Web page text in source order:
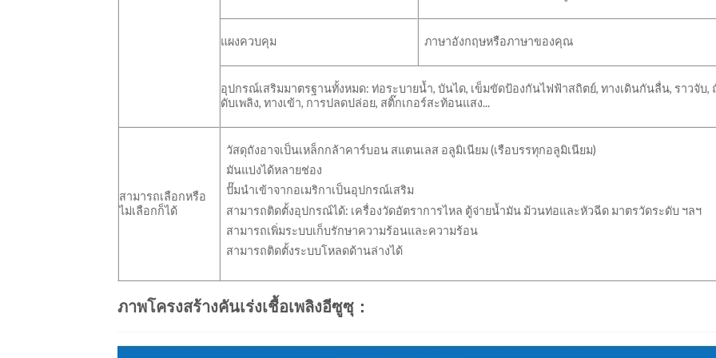
แผงควบคุม ภาษาอังกฤษหรือภาษาของคุณ
อุปกรณ์เสริมมาตรฐานทั้งหมด: ท่อระบายน้ำ, บันได, เข็มขัดป้องกันไฟฟ้าสถิตย์, ทางเดินกันลื่น, ราวจับ,
ดับเพลิง, ทางเข้า, การปลดปล่อย, สติ๊กเกอร์สะท้อนแสง...
สามารถเลือกหรือ
ไม่เลือกก็ได้
วัสดุถังอาจเป็นเหล็กกล้าคาร์บอน สแตนเลส อลูมิเนียม (เรือบรรทุกอลูมิเนียม)
มันแบ่งได้หลายช่อง
ปั๊มนำเข้าจากอเมริกาเป็นอุปกรณ์เสริม
สามารถติดตั้งอุปกรณ์ได้: เครื่องวัดอัตราการไหล ตู้จ่ายน้ำมัน ม้วนท่อและหัวฉีด มาตรวัดระดับ ฯลฯ
สามารถเพิ่มระบบเก็บรักษาความร้อนและความร้อน
สามารถติดตั้งระบบโหลดด้านล่างได้
ภาพโครงสร้างคันเร่งเชื้อเพลิงอีซูซุ：